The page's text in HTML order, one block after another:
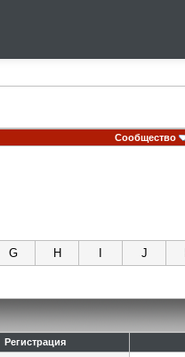
Сообщество
G H J
Регистрация